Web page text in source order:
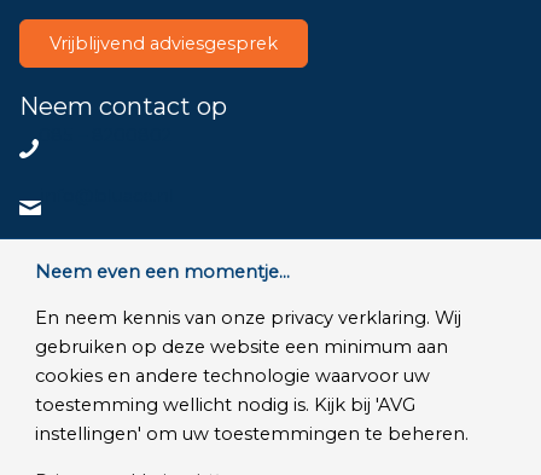
Vrijblijvend adviesgesprek
Neem contact op
Neem contact op
© Copyright 2026 - Bluace
AVG Instellingen|Privacy Disclaimer|Algemene voorwaarden|
Neem even een momentje...
En neem kennis van onze privacy verklaring. Wij
gebruiken op deze website een minimum aan
cookies en andere technologie waarvoor uw
toestemming wellicht nodig is. Kijk bij 'AVG
instellingen' om uw toestemmingen te beheren.